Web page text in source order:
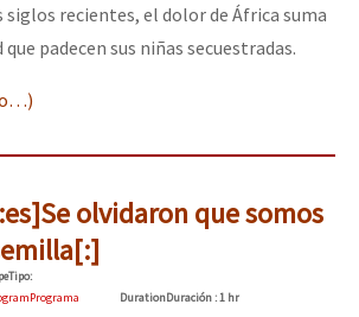
siglos recientes, el dolor de África suma
padecen sus niñas secuestradas.
olvidaron que somos
Tipo:
Programa DurationDuración : 1 hr